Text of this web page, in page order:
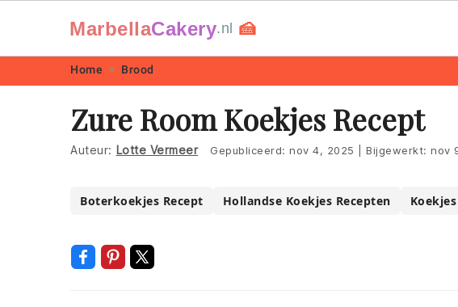
navigation
content
MarbellaCakery.nl 🍰
Home Brood
Zure Room Koekjes Recept
Auteur: Lotte Vermeer Gepubliceerd: nov 4, 2025 Bijgewerkt: nov
Boterkoekjes Recept Hollandse Koekjes Recepten